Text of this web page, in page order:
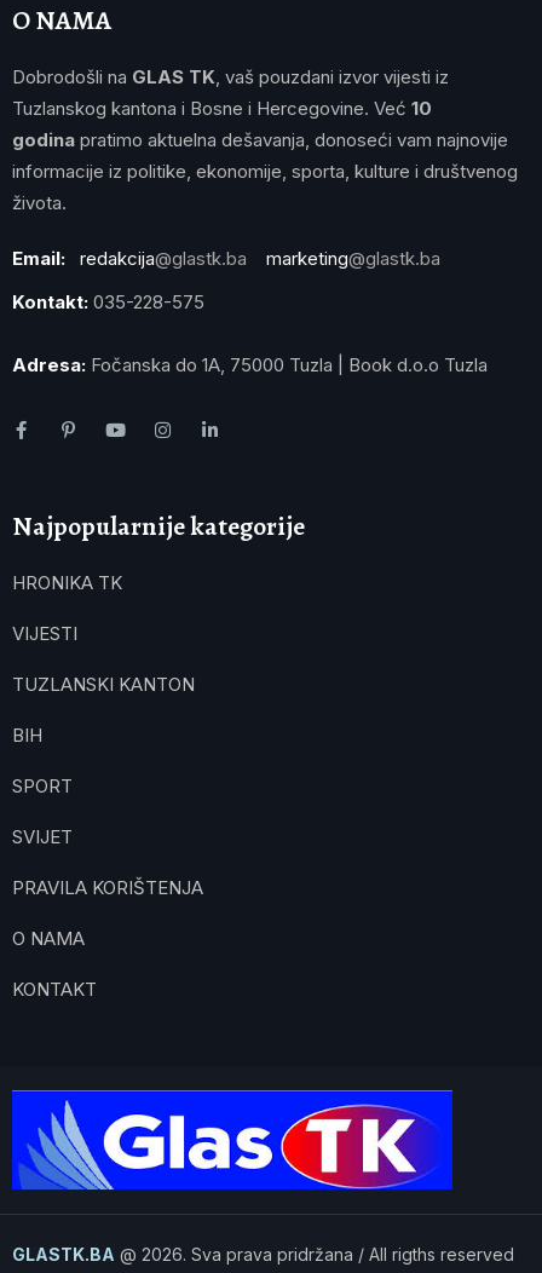
O NAMA
Dobrodošli na GLAS TK , vaš pouzdani izvor vijesti iz
Tuzlanskog kantona i Bosne i Hercegovine. Već 10
godina pratimo aktuelna dešavanja, donoseći vam najnovije
informacije iz politike, ekonomije, sporta, kulture i društvenog
života.
Email: redakcija@glastk.ba marketing@glastk.ba
Kontakt: 035-228-575
Adresa: Fočanska do 1A, 75000 Tuzla | Book d.o.o Tuzla
Najpopularnije kategorije
HRONIKA TK
VIJESTI
TUZLANSKI KANTON
BIH
SPORT
SVIJET
PRAVILA KORIŠTENJA
O NAMA
KONTAKT
GLASTK.BA @ 2026. Sva prava pridržana / All rigths reserved